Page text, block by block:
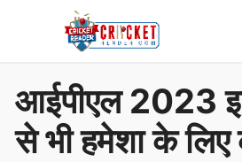
आईपीएल 2023
से भी हमेशा के लिए